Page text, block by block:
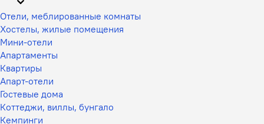
Отели, меблированные комнаты
Хостелы, жилые помещения
Мини-отели
Апартаменты
Квартиры
Апарт-отели
Гостевые дома
Коттеджи, виллы, бунгало
Кемпинги